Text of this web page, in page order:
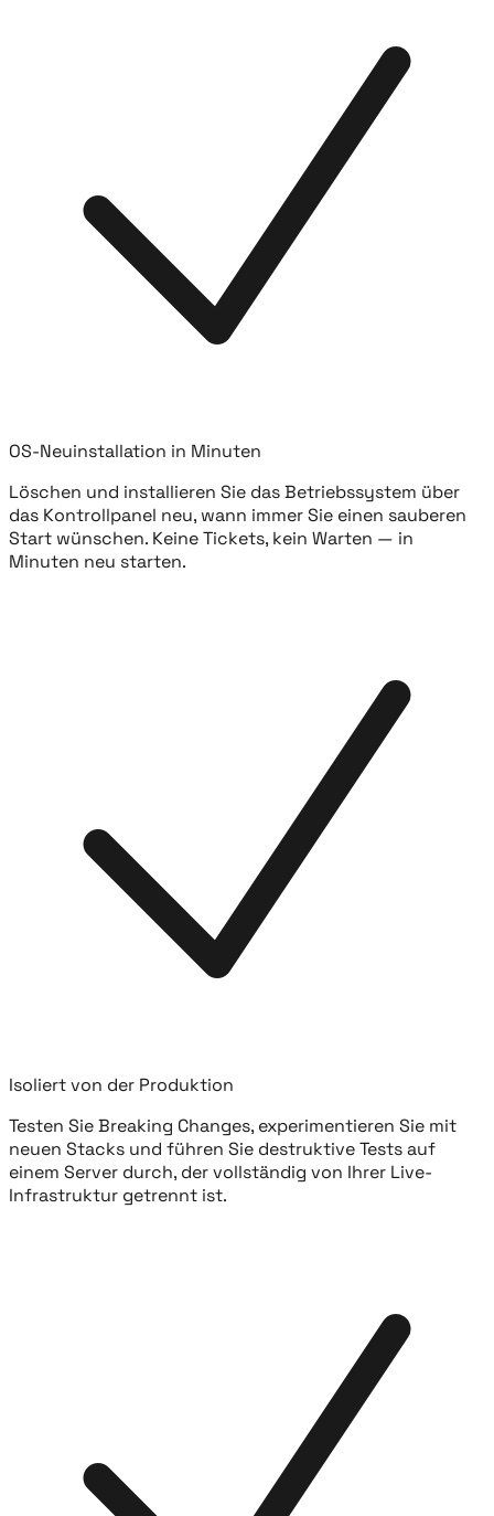
OS-Neuinstallation in Minuten
Löschen und installieren Sie das Betriebssystem über
das Kontrollpanel neu, wann immer Sie einen sauberen
Start wünschen. Keine Tickets, kein Warten — in
Minuten neu starten.
Isoliert von der Produktion
Testen Sie Breaking Changes, experimentieren Sie mit
neuen Stacks und führen Sie destruktive Tests auf
einem Server durch, der vollständig von Ihrer Live-
Infrastruktur getrennt ist.